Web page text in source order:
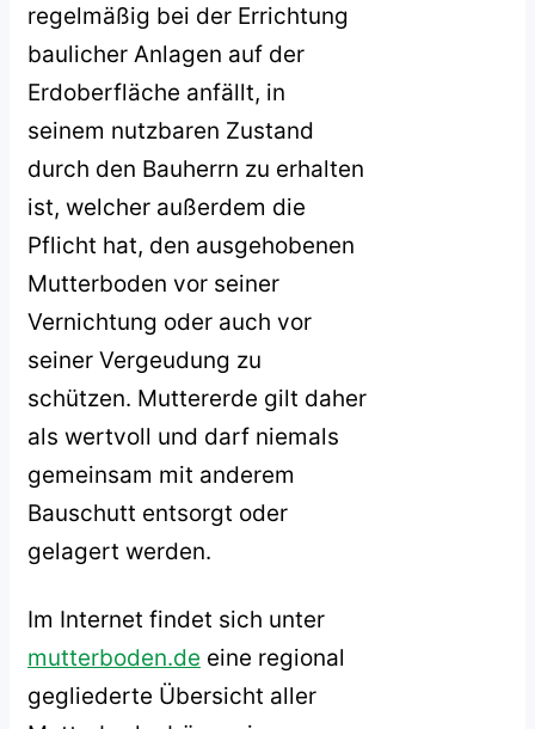
regelmäßig bei der Errichtung
baulicher Anlagen auf der
Erdoberfläche anfällt, in
seinem nutzbaren Zustand
durch den Bauherrn zu erhalten
ist, welcher außerdem die
Pflicht hat, den ausgehobenen
Mutterboden vor seiner
Vernichtung oder auch vor
seiner Vergeudung zu
schützen. Muttererde gilt daher
als wertvoll und darf niemals
gemeinsam mit anderem
Bauschutt entsorgt oder
gelagert werden.
Im Internet findet sich unter
mutterboden.de eine regional
gegliederte Übersicht aller